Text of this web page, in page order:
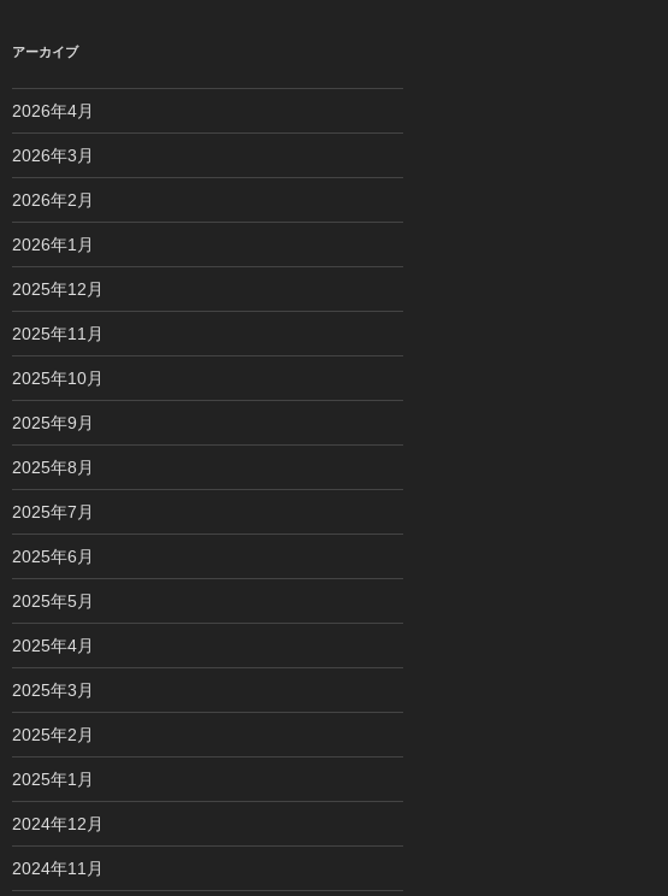
アーカイブ
2026年4月
2026年3月
2026年2月
2026年1月
2025年12月
2025年11月
2025年10月
2025年9月
2025年8月
2025年7月
2025年6月
2025年5月
2025年4月
2025年3月
2025年2月
2025年1月
2024年12月
2024年11月